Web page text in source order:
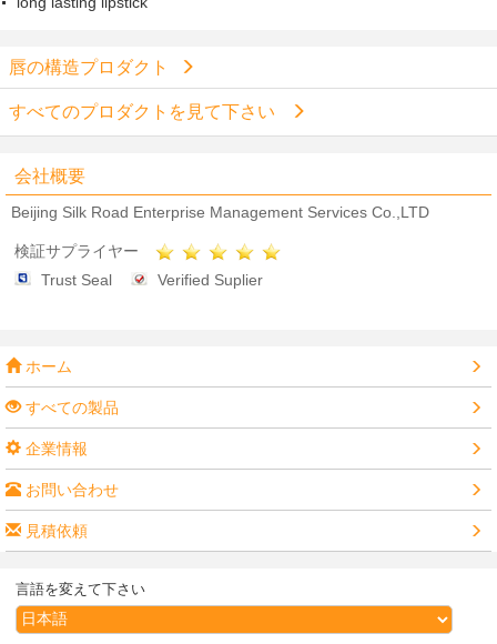
唇の構造プロダクト
すべてのプロダクトを見て下さい
会社概要
Beijing Silk Road Enterprise Management Services Co.,LTD
検証サプライヤー
Trust Seal
Verified Suplier
ホーム
すべての製品
企業情報
お問い合わせ
見積依頼
言語を変えて下さい